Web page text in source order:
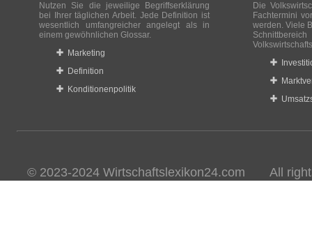
Nutzen Sie die jeweilige Begriffserklärung
bei Ihrer täglichen Arbeit. Jede Definition ist
wesentlich umfangreicher angelegt als in
einem gewöhnlichen Glossar.
Marketing
Definition
Konditionenpolitik
Die
Fachtermini
werden. Viele
© 2023-2024 Wirtschaftslexikon24.com All